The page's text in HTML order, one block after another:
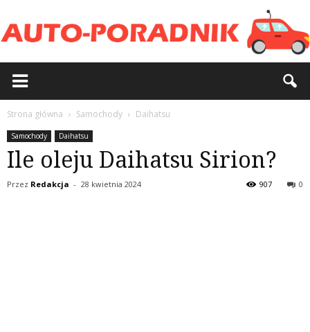
Strona główna Samochody Daihatsu
Samochody Daihatsu
Ile oleju Daihatsu Sirion?
Przez Redakcja - 28 kwietnia 2024 0
907